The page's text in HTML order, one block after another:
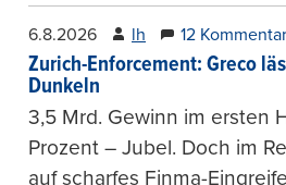
6.8.2026 lh 12
Zurich-Enforcement: Greco
Dunkeln
3,5 Mrd. Gewinn im ersten
Prozent – Jubel. Doch im
auf scharfes Finma-